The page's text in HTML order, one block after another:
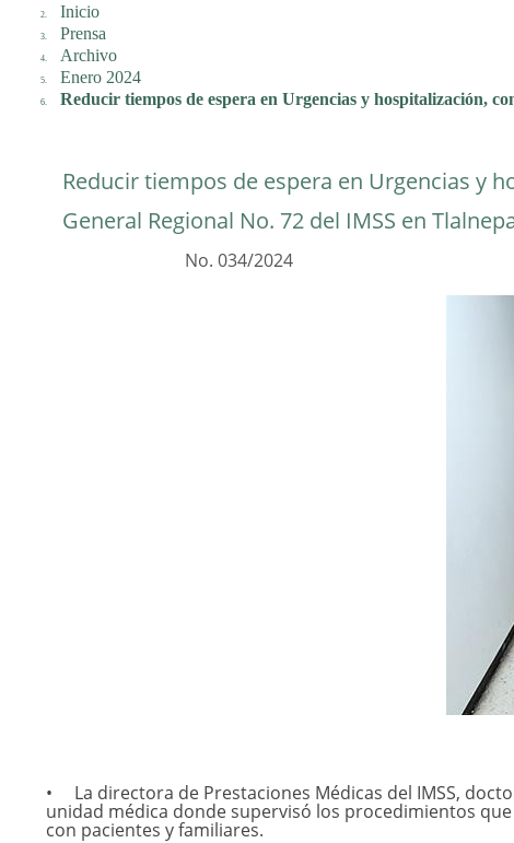
Inicio
Prensa
Archivo
Enero 2024
Reducir tiempos de espera en Urgencias y hospitalización,
Reducir tiempos de espera en Urgencias y
General Regional No. 72 del IMSS en
No. 034/2024
La directora de Prestaciones Médicas del IMSS,
unidad médica donde supervisó los procedimientos
con pacientes y familiares.